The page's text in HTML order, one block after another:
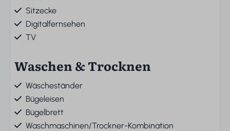
Sitzecke
Digitalfernsehen
TV
Waschen & Trocknen
Wäscheständer
Bügeleisen
Bügelbrett
Waschmaschinen/Trockner-Kombination